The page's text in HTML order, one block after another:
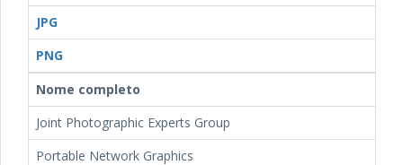
JPG
PNG
Nome completo
Joint Photographic Experts Group
Portable Network Graphics